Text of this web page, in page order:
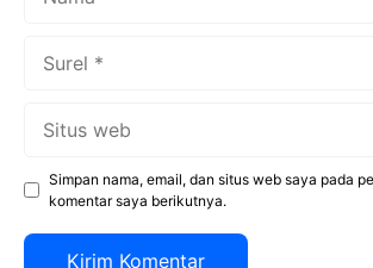
Simpan nama, email, dan situs web saya pada
komentar saya berikutnya.